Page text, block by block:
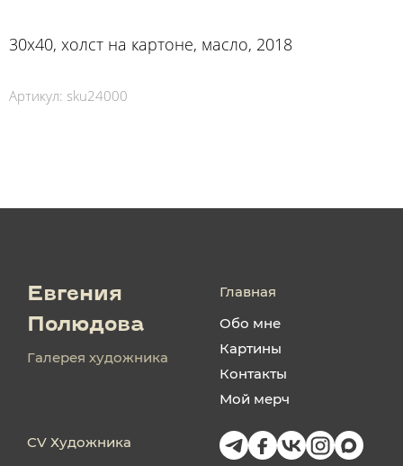
30х40, холст на картоне, масло, 2018
Артикул: sku24000
Евгения
Полюдова
Галерея художника
Главная
Обо мне
Картины
Контакты
Мой мерч
CV Художника